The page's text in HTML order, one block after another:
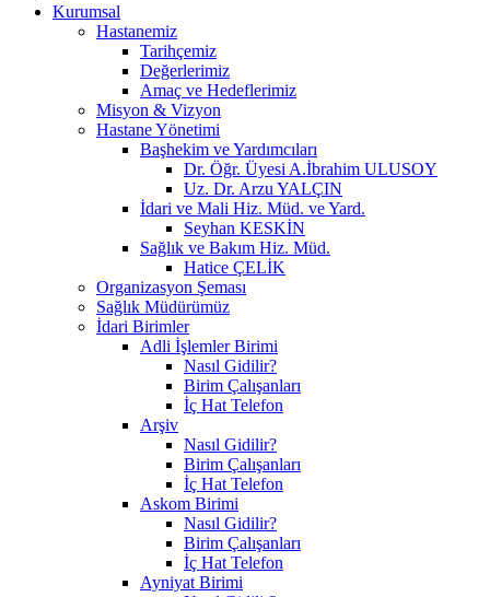
Kurumsal
Hastanemiz
Tarihçemiz
Değerlerimiz
Amaç ve Hedeflerimiz
Misyon & Vizyon
Hastane Yönetimi
Başhekim ve Yardımcıları
Dr. Öğr. Üyesi A.İbrahim ULUSOY
Uz. Dr. Arzu YALÇIN
İdari ve Mali Hiz. Müd. ve Yard.
Seyhan KESKİN
Sağlık ve Bakım Hiz. Müd.
Hatice ÇELİK
Organizasyon Şeması
Sağlık Müdürümüz
İdari Birimler
Adli İşlemler Birimi
Nasıl Gidilir?
Birim Çalışanları
İç Hat Telefon
Arşiv
Nasıl Gidilir?
Birim Çalışanları
İç Hat Telefon
Askom Birimi
Nasıl Gidilir?
Birim Çalışanları
İç Hat Telefon
Ayniyat Birimi